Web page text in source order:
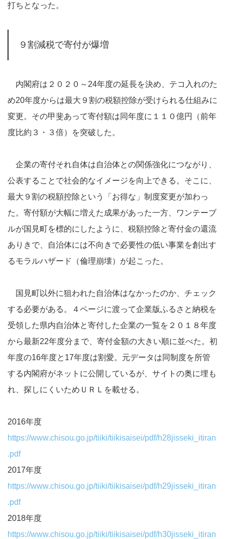
打ちとなった。
９割減税で寄付が爆増
内閣府は２０２０～24年度の延長を決め、テコ入れのた
め20年度からは最大９割の税額控除が受けられる仕組みに
変更。その甲斐あって寄付額は同年度に１１０億円（前年
度比約３・３倍）を突破した。
企業の寄付それ自体は自治体との関係強化につながり、
公表することで社会的なイメージを向上できる。そこに、
最大９割の税額控除という「お得な」制度変更が加わっ
た。寄付額が大幅に増えた成果があった一方、ワンテーブ
ルが国見町を標的にしたように、税額控除と寄付金の還流
ありきで、自治体には不向きで必要性の低い事業を創出す
るモラルハザード（倫理崩壊）が起こった。
国見町以外に狙われた自治体はなかったのか、チェック
する必要がある。４ページに渡って企業版ふるさと納税を
受領した県内自治体と寄付した企業の一覧を２０１８年度
から最新22年度分まで、寄付金額の大きい順に並べた。初
年度の16年度と17年度は割愛。元データは同制度を所管
する内閣府がネットに公開しているが、サイトの奥に埋も
れ、探しにくいためＵＲＬを載せる。
2016年度
https://www.chisou.go.jp/tiiki/tiikisaisei/pdf/h28jisseki_itiran
.pdf
2017年度
https://www.chisou.go.jp/tiiki/tiikisaisei/pdf/h29jisseki_itiran
.pdf
2018年度
https://www.chisou.go.jp/tiiki/tiikisaisei/pdf/h30jisseki_itiran